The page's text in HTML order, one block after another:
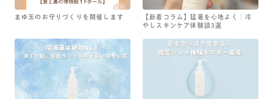
まゆ玉のお守りづくりを開催します
【新着コラム】猛暑を心地よく│冷
やしスキンケア体験談3選